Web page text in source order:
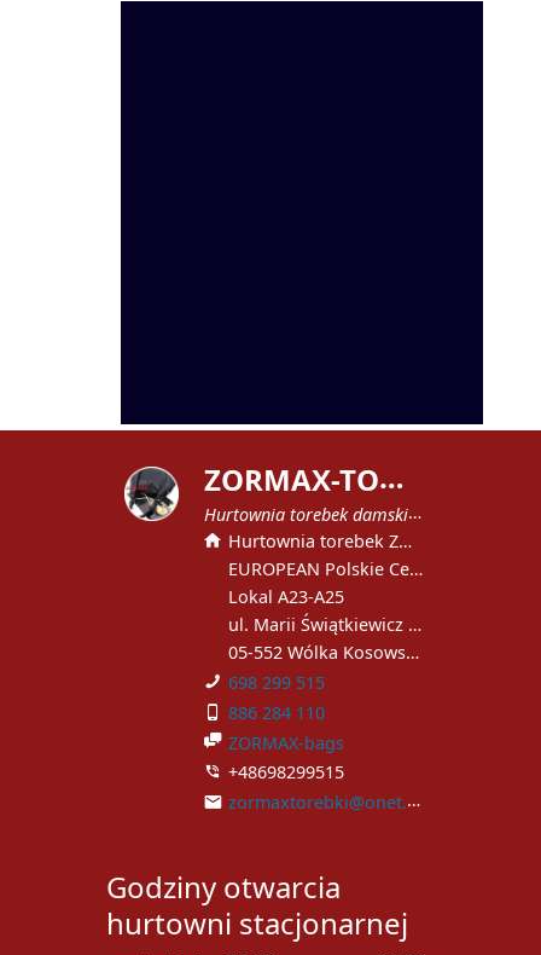
Z
ORMAX-TOREBKI
Hurtownia torebek damskich
Hurtownia torebek ZORMAX
EUROPEAN Polskie Centrum Handlowe
Lokal A23-A25
ul. Marii Świątkiewicz 51
05-552 Wólka Kosowska
698 299 515
886 284 110
ZORMAX-bags
+48698299515
zormaxtorebki@onet.pl
Godziny otwarcia
hurtowni stacjonarnej